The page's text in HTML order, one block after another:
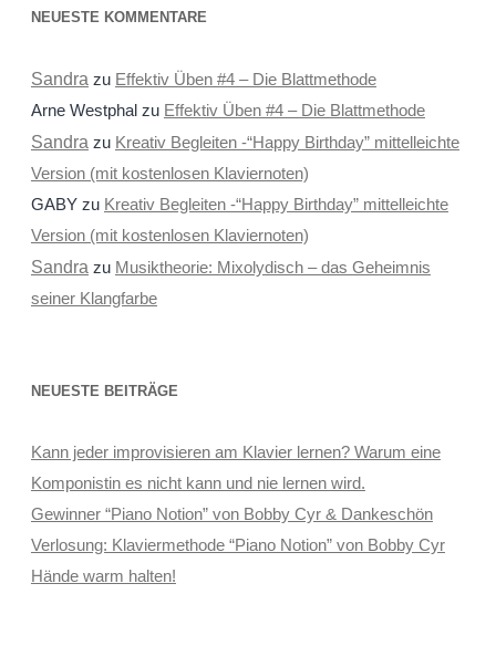
NEUESTE KOMMENTARE
Sandra zu Effektiv Üben #4 – Die Blattmethode
Arne Westphalzu Effektiv Üben #4 – Die Blattmethode
Sandra zu Kreativ Begleiten -“Happy Birthday” mittelleichte
Version (mit kostenlosen Klaviernoten)
GABYzu Kreativ Begleiten -“Happy Birthday” mittelleichte
Version (mit kostenlosen Klaviernoten)
Sandra zu Musiktheorie: Mixolydisch – das Geheimnis
seiner Klangfarbe
NEUESTE BEITRÄGE
Kann jeder improvisieren am Klavier lernen? Warum eine
Komponistin es nicht kann und nie lernen wird.
Gewinner “Piano Notion” von Bobby Cyr & Dankeschön
Verlosung: Klaviermethode “Piano Notion” von Bobby Cyr
Hände warm halten!